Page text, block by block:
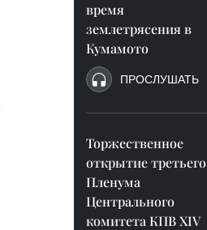
время
землетрясения в
Кумамото
ПРОСЛУШАТЬ
Торжественное
открытие третьего
Пленума
Центрального
комитета КПВ XIV